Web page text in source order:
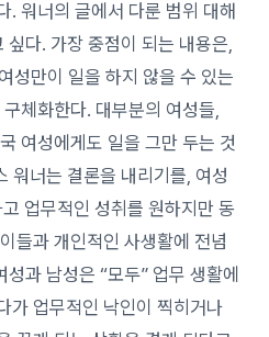
. 워너의 글에서 다룬 범위 대해
다. 가장 중점이 되는 내용은,
성만이 일을 하지 않을 수 있는
체화한다. 대부분의 여성들,
여성에게도 일을 그만 두는 것
워너는 결론을 내리기를, 여성
업무적인 성취를 원하지만 동
들과 개인적인 사생활에 전념
과 남성은 “모두” 업무 생활에
가 업무적인 낙인이 찍히거나